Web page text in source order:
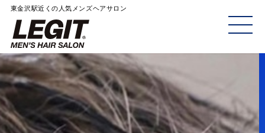
東金沢駅近くの人気メンズヘアサロン
ME